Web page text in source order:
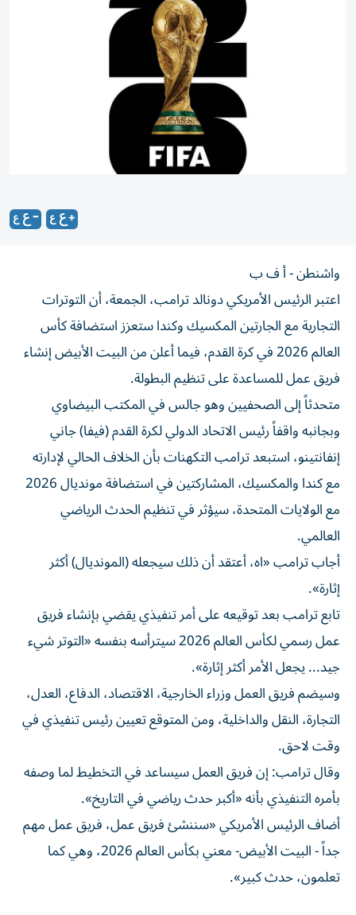
واشنطن - أ ف ب
اعتبر الرئيس الأمريكي دونالد ترامب، الجمعة، أن التوترات
التجارية مع الجارتين المكسيك وكندا ستعزز استضافة كأس
العالم 2026 في كرة القدم، فيما أعلن من البيت الأبيض إنشاء
فريق عمل للمساعدة على تنظيم البطولة.
متحدثاً إلى الصحفيين وهو جالس في المكتب البيضاوي
وبجانبه واقفاً رئيس الاتحاد الدولي لكرة القدم (فيفا) جاني
إنفانتينو، استبعد ترامب التكهنات بأن الخلاف الحالي لإدارته
مع كندا والمكسيك، المشاركتين في استضافة مونديال 2026
مع الولايات المتحدة، سيؤثر في تنظيم الحدث الرياضي
العالمي.
أجاب ترامب «اه، أعتقد أن ذلك سيجعله (المونديال) أكثر
إثارة».
تابع ترامب بعد توقيعه على أمر تنفيذي يقضي بإنشاء فريق
عمل رسمي لكأس العالم 2026 سيترأسه بنفسه «التوتر شيء
جيد... يجعل الأمر أكثر إثارة».
وسيضم فريق العمل وزراء الخارجية، الاقتصاد، الدفاع، العدل،
التجارة، النقل والداخلية، ومن المتوقع تعيين رئيس تنفيذي في
وقت لاحق.
وقال ترامب: إن فريق العمل سيساعد في التخطيط لما وصفه
بأمره التنفيذي بأنه «أكبر حدث رياضي في التاريخ».
أضاف الرئيس الأمريكي «سننشئ فريق عمل، فريق عمل مهم
جداً - البيت الأبيض- معني بكأس العالم 2026، وهي كما
تعلمون، حدث كبير».